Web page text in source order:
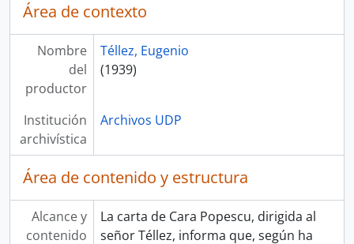
Área de contexto
Nombre
del
productor
Téllez, Eugenio
(1939)
Institución
archivística
Archivos UDP
Área de contenido y estructura
Alcance y
contenido
La carta de Cara Popescu, dirigida al
señor Téllez, informa que, según ha